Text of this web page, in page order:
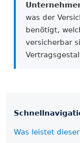
was der
benötigt,
versicherbar
Was leistet